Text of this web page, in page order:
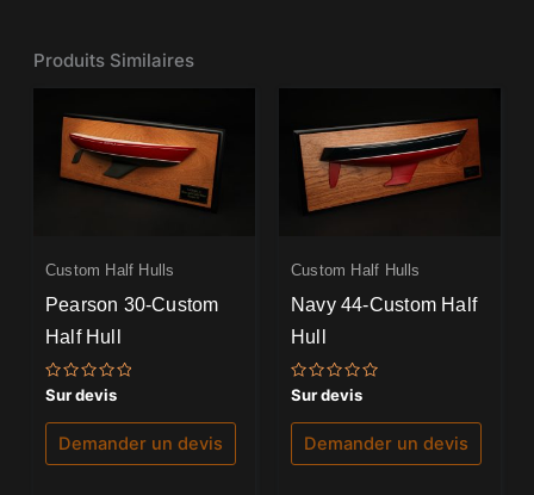
Produits Similaires
Custom Half Hulls
Pearson 30-Custom
Half Hull
Note
0
sur
Sur devis
Demander un devis
Custom Half Hulls
Navy 44-Custom Half
Hull
Note
0
sur
Sur devis
Demander un devis